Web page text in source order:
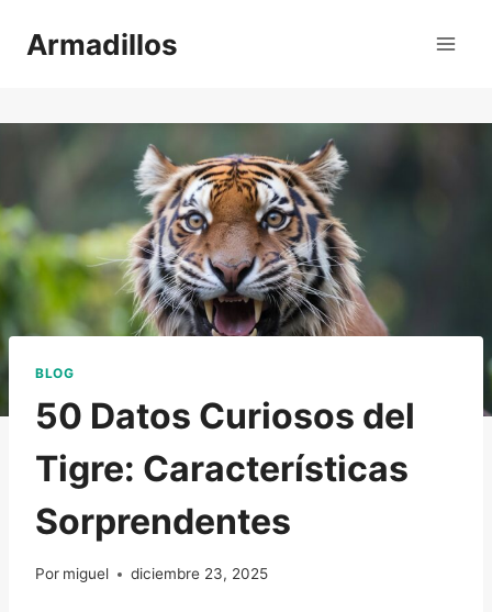
Armadillos
BLOG
50 Datos Curiosos del
Tigre: Características
Sorprendentes
Por miguel diciembre 23, 2025